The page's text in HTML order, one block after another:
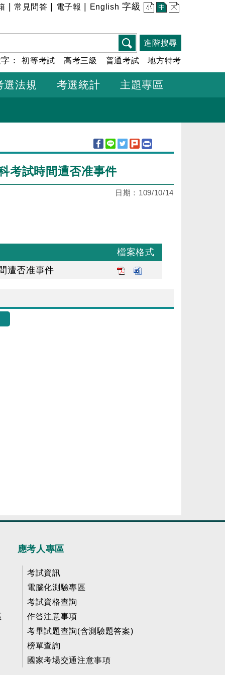
常見問答 電子報 English 字級 小 中 大
進階搜尋
字：初等考試 高考三級 普通考試 地方特考
選法規 考選統計 主題專區
考試時間遭否准事件
日期： 109/10/14
檔案格式
遭否准事件
應考人專區
考試資訊
電腦化測驗專區
考試資格查詢
作答注意事項
考畢試題查詢(含測驗題答案)
榜單查詢
國家考場交通注意事項